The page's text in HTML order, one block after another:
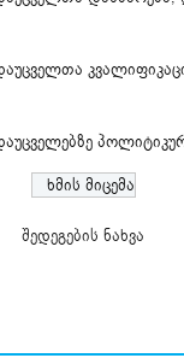
შედეგების ნახვა